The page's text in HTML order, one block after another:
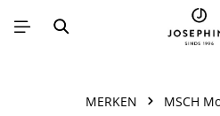
Ga naar de hoofdinhoud
MERKEN MSCH